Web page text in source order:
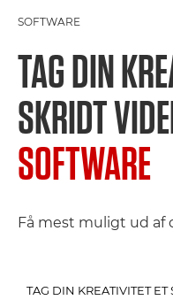
SOFTWARE
TAG DIN
SKRIDT
SOFTWARE
Få mest muligt ud af
TAG DIN KREATIVITET ET